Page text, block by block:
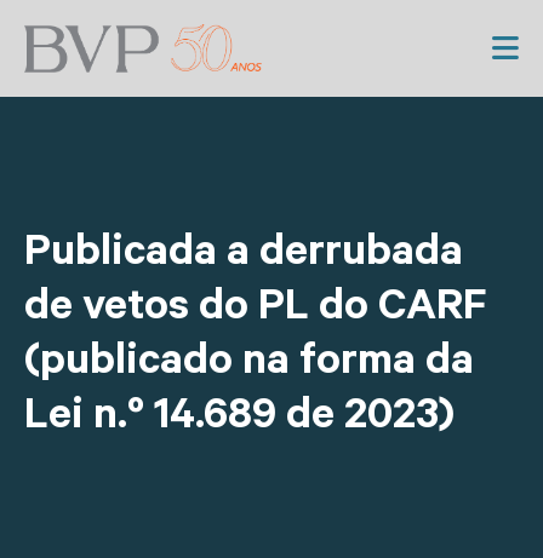
Publicada a derrubada
de vetos do PL do CARF
(publicado na forma da
Lei n.º 14.689 de 2023)